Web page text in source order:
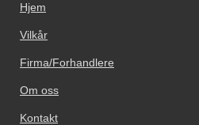
Hjem
Vilkår
Firma/Forhandlere
Om oss
Kontakt